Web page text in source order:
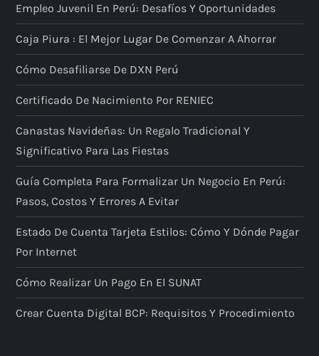
Empleo Juvenil En Perú: Desafíos Y Oportunidades
Caja Piura : El Mejor Lugar De Comenzar A Ahorrar
Cómo Desafiliarse De DXN Perú
Certificado De Nacimiento Por RENIEC
Canastas Navideñas: Un Regalo Tradicional Y
Significativo Para Las Fiestas
Guía Completa Para Formalizar Un Negocio En Perú:
Pasos, Costos Y Errores A Evitar
Estado De Cuenta Tarjeta Estilos: Cómo Y Dónde Pagar
Por Internet
Cómo Realizar Un Pago En El SUNAT
Crear Cuenta Digital BCP: Requisitos Y Procedimiento